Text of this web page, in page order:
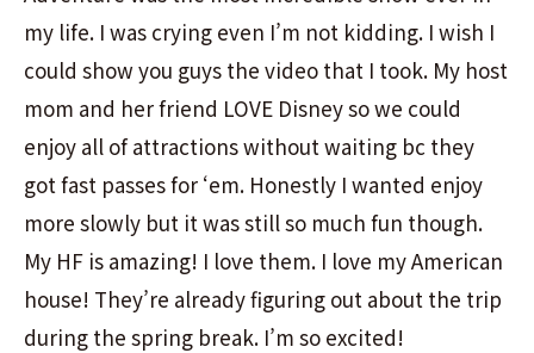
my life. I was crying even I’m not kidding. I wish I
could show you guys the video that I took. My host
mom and her friend LOVE Disney so we could
enjoy all of attractions without waiting bc they
got fast passes for ‘em. Honestly I wanted enjoy
more slowly but it was still so much fun though.
My HF is amazing! I love them. I love my American
house! They’re already figuring out about the trip
during the spring break. I’m so excited!